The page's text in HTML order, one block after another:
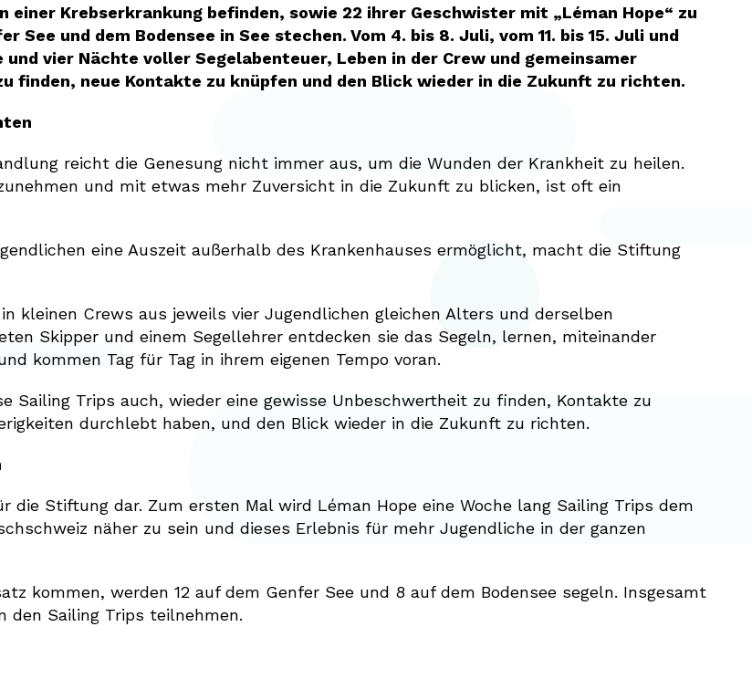
einer Krebserkrankung befinden, sowie 22 ihrer Geschwister mit „Léman Hope“ zu
und dem Bodensee in See stechen. Vom 4. bis 8. Juli, vom 11. bis 15. Juli und
vier Nächte voller Segelabenteuer, Leben in der Crew und gemeinsamer
finden, neue Kontakte zu knüpfen und den Blick wieder in die Zukunft zu richten.
reicht die Genesung nicht immer aus, um die Wunden der Krankheit zu heilen.
und mit etwas mehr Zuversicht in die Zukunft zu blicken, ist oft ein
eine Auszeit außerhalb des Krankenhauses ermöglicht, macht die Stiftung
kleinen Crews aus jeweils vier Jugendlichen gleichen Alters und derselben
Skipper und einem Segellehrer entdecken sie das Segeln, lernen, miteinander
kommen Tag für Tag in ihrem eigenen Tempo voran.
Sailing Trips auch, wieder eine gewisse Unbeschwertheit zu finden, Kontakte zu
durchlebt haben, und den Blick wieder in die Zukunft zu richten.
Stiftung dar. Zum ersten Mal wird Léman Hope eine Woche lang Sailing Trips dem
näher zu sein und dieses Erlebnis für mehr Jugendliche in der ganzen
kommen, werden 12 auf dem Genfer See und 8 auf dem Bodensee segeln. Insgesamt
den Sailing Trips teilnehmen.